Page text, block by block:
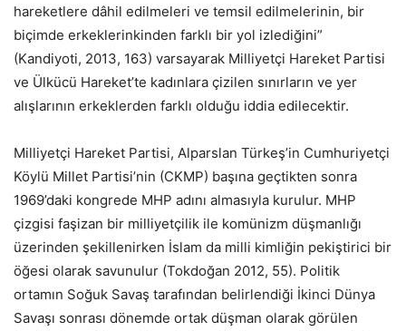
hareketlere dâhil edilmeleri ve temsil edilmelerinin, bir
biçimde erkeklerinkinden farklı bir yol izlediğini”
(Kandiyoti, 2013, 163) varsayarak Milliyetçi Hareket Partisi
ve Ülkücü Hareket’te kadınlara çizilen sınırların ve yer
alışlarının erkeklerden farklı olduğu iddia edilecektir.
Milliyetçi Hareket Partisi, Alparslan Türkeş’in Cumhuriyetçi
Köylü Millet Partisi’nin (CKMP) başına geçtikten sonra
1969’daki kongrede MHP adını almasıyla kurulur. MHP
çizgisi faşizan bir milliyetçilik ile komünizm düşmanlığı
üzerinden şekillenirken İslam da milli kimliğin pekiştirici bir
öğesi olarak savunulur (Tokdoğan 2012, 55). Politik
ortamın Soğuk Savaş tarafından belirlendiği İkinci Dünya
Savaşı sonrası dönemde ortak düşman olarak görülen